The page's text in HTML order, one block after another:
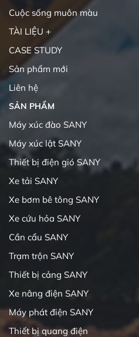
Cuộc sống muôn màu
TÀI LIỆU +
CASE STUDY
Sản phẩm mới
Liên hệ
SẢN PHẨM
Máy xúc đào SANY
Máy xúc lật SANY
Thiết bị điện gió SANY
Xe tải SANY
Xe bơm bê tông SANY
Xe cứu hỏa SANY
Cần cẩu SANY
Trạm trộn SANY
Thiết bị cảng SANY
Xe nâng điện SANY
Máy phát điện SANY
Thiết bị quang điện